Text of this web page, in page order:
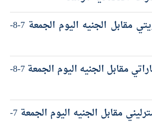
سعر الدينار الكويتي مقابل الجنيه اليوم الجمعة 7-8-
سعر الدرهم الإماراتي مقابل الجنيه اليوم الجمعة 7-8-
سعر الجنيه الاسترليني مقابل الجنيه اليوم الجمعة 7-